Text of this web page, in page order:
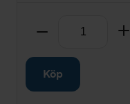
Ta bort
Köp